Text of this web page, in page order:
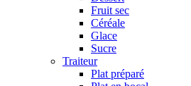
Fruit sec
Céréale
Glace
Sucre
Traiteur
Plat préparé